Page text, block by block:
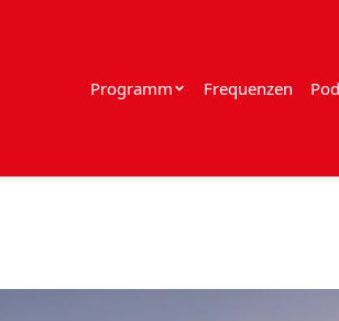
Programm Frequenzen